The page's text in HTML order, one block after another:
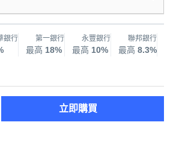
銀行 第一銀行
最高 18%
永豐銀行
最高 10%
聯邦銀行
最高 8.3%
立即購買